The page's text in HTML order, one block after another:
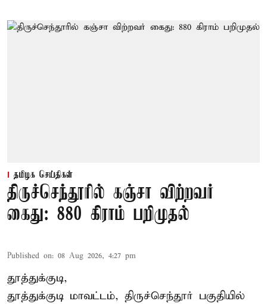
தமிழக செய்திகள்
திருச்செந்தூரில் கஞ்சா விற்றவர்
கைது: 880 கிராம் பறிமுதல்
Published on: 08 Aug 2026, 4:27 pm
தூத்துக்குடி,
தூத்துக்குடி மாவட்டம், திருச்செந்தூர் பகுதியில்